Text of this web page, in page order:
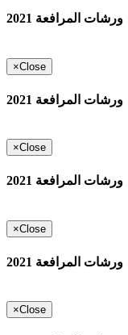
ورشات المرافعة 2021
×Close
ورشات المرافعة 2021
×Close
ورشات المرافعة 2021
×Close
ورشات المرافعة 2021
×Close